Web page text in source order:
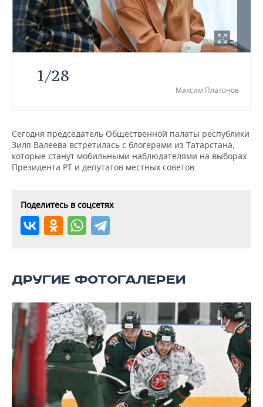
НЕФТЕХИМИЯ
НЕФТЬ
ЭНЕРГЕТИКА
РОЗНИЧНАЯ ТОРГОВЛЯ
ТРАНСПОРТ
УСЛУГИ
НОВОСТИ ТЕХНОЛОГИЙ
IT
МЕДИА
МЕРОПРИЯТИЯ
НОВОСТИ МЕРОПРИЯТИЙ
ВЫЕЗДНАЯ РЕДАКЦИЯ
ONLINE-КОНФЕРЕНЦИИ
ОТКРЫТАЯ ЛЕКЦИЯ
СПОРТ
НОВОСТИ СПОРТА
ХОККЕЙ
БАСКЕТБОЛ
КИБЕРСПОРТ
ФИГУРНОЕ КАТАНИЕ
ОБЩЕСТВО
ВЛАСТЬ
ИНФРАСТРУКТУРА
КУЛЬТУРА
МЕДИЦИНА
СЮЖЕТЫ
СПРАВОЧНИК
СПИСОК КОМПАНИЙ
1/28
Максим Платонов
Сегодня председатель Общественной палаты республики
Зиля Валеева встретилась с блогерами из Татарстана,
которые станут мобильными наблюдателями на выборах
Президента РТ и депутатов местных советов.
Поделитесь в соцсетях
ДРУГИЕ ФОТОГАЛЕРЕИ